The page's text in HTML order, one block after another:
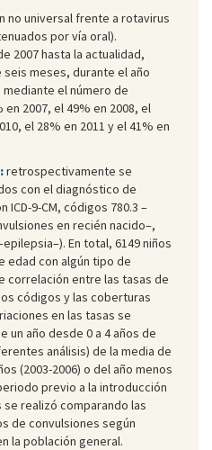
no universal frente a rotavirus
por vía oral).
2007 hasta la actualidad,
meses, durante el año
el número de
2007, el 49% en 2008, el
el 28% en 2011 y el 41% en
retrospectivamente se
con el diagnóstico de
9-CM, códigos 780.3 –
en recién nacido–,
En total, 6149 niños
edad con algún tipo de
correlación entre las tasas de
códigos y las coberturas
en las tasas se
un año desde 0 a 4 años de
análisis) de la media de
(2003-2006) o del año menos
previo a la introducción
se realizó comparando las
de convulsiones según
la población general.